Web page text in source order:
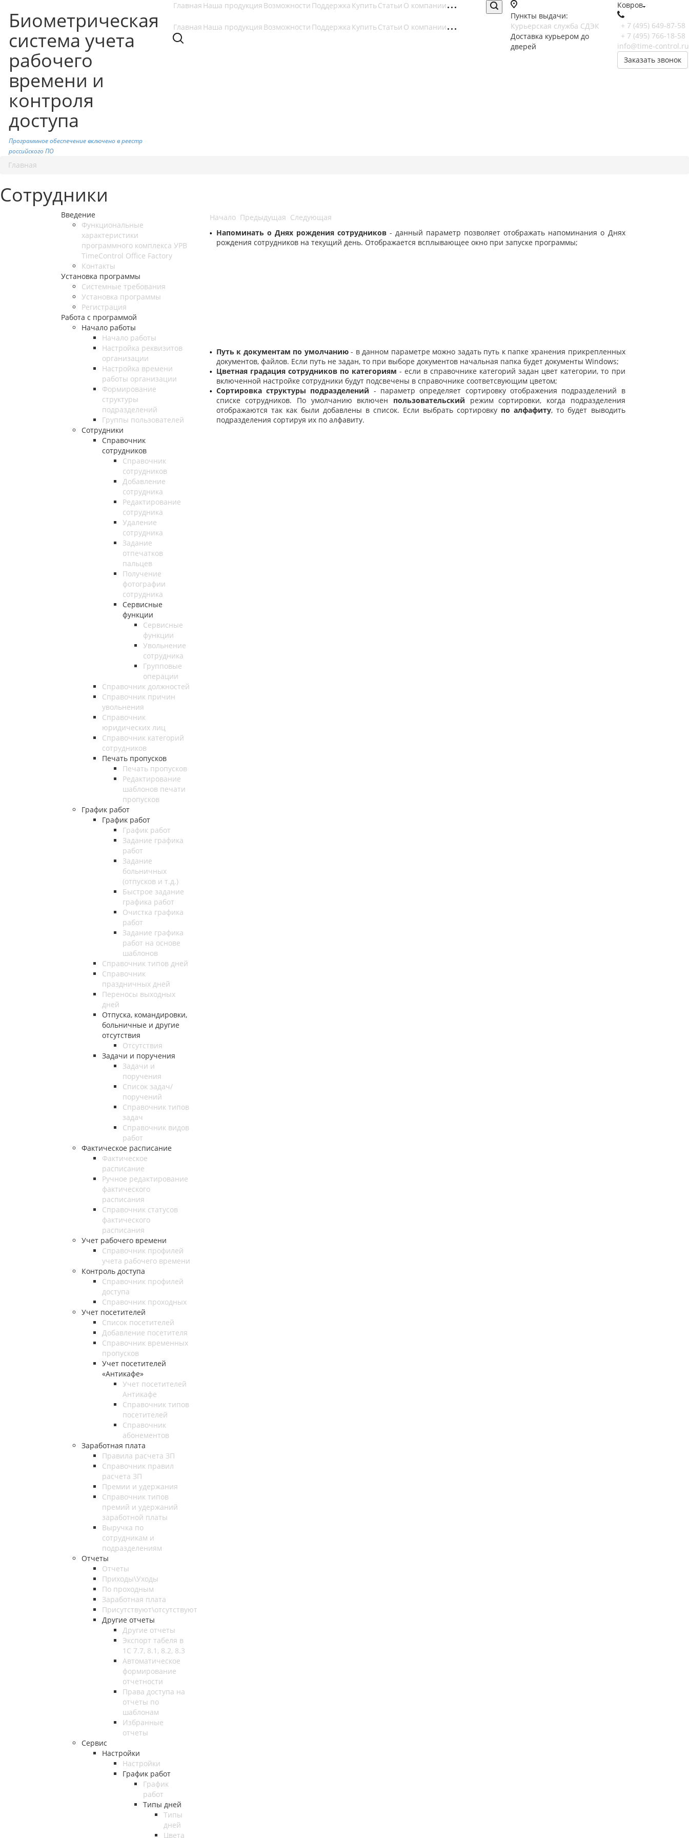
Биометрическая
система учета
рабочего
времени и
контроля
доступа
Программное обеспечение включено в реестр
российского ПО
Ковров
+ 7 (495) 649-87-58
+ 7 (495) 766-18-58
info@time-control.ru
Заказать звонок
Пункты выдачи:
Курьерская служба СДЭК
Доставка курьером до
дверей
Главная Наша продукция Возможности Поддержка КупитьСтатьи О компании
Главная Наша продукция Возможности Поддержка КупитьСтатьи О компании
Главная
Сотрудники
Введение
Функциональные
характеристики
программного комплекса УРВ
TimeControl Office Factory
Контакты
Установка программы
Системные требования
Установка программы
Регистрация
Работа с программой
Начало работы
Начало работы
Настройка реквизитов
организации
Настройка времени
работы организации
Формирование
структуры
подразделений
Группы пользователей
Сотрудники
Справочник
сотрудников
Справочник
сотрудников
Добавление
сотрудника
Редактирование
сотрудника
Удаление
сотрудника
Задание
отпечатков
пальцев
Получение
фотографии
сотрудника
Сервисные
функции
Сервисные
функции
Увольнение
сотрудника
Групповые
операции
Справочник должностей
Справочник причин
увольнения
Справочник
юридических лиц
Справочник категорий
сотрудников
Печать пропусков
Печать пропусков
Редактирование
шаблонов печати
пропусков
График работ
График работ
График работ
Задание графика
работ
Задание
больничных
(отпусков и т.д.)
Быстрое задание
графика работ
Очистка графика
работ
Задание графика
работ на основе
шаблонов
Справочник типов дней
Справочник
праздничных дней
Переносы выходных
дней
Отпуска, командировки,
больничные и другие
отсутствия
Отсутствия
Задачи и поручения
Задачи и
поручения
Список задач/
поручений
Справочник типов
задач
Справочник видов
работ
Фактическое расписание
Фактическое
расписание
Ручное редактирование
фактического
расписания
Справочник статусов
фактического
расписания
Учет рабочего времени
Справочник профилей
учета рабочего времени
Контроль доступа
Справочник профилей
доступа
Справочник проходных
Учет посетителей
Список посетителей
Добавление посетителя
Справочник временных
пропусков
Учет посетителей
«Антикафе»
Учет посетителей
Антикафе
Справочник типов
посетителей
Справочник
абонементов
Заработная плата
Правила расчета ЗП
Справочник правил
расчета ЗП
Премии и удержания
Справочник типов
премий и удержаний
заработной платы
Выручка по
сотрудникам и
подразделениям
Отчеты
Отчеты
Приходы\Уходы
По проходным
Заработная плата
Присутствуют\отсутствуют
Другие отчеты
Другие отчеты
Экспорт табеля в
1С 7.7, 8.1, 8.2, 8.3
Автоматическое
формирование
отчетности
Права доступа на
отчеты по
шаблонам
Избранные
отчеты
Сервис
Настройки
Настройки
График работ
График
работ
Типы дней
Типы
дней
Цвета
Начало Предыдущая Следующая
• Напоминать о Днях рождения сотрудников- данный параметр позволяет отображать напоминания о Днях
рождения сотрудников на текущий день. Отображается всплывающее окно при запуске программы;
• Путь к документам по умолчанию- в данном параметре можно задать путь к папке хранения прикрепленных
документов, файлов. Если путь не задан, то при выборе документов начальная папка будет документы Windows;
• Цветная градация сотрудников по категориям - если в справочнике категорий задан цвет категории, то при
включенной настройке сотрудники будут подсвечены в справочнике соответсвующим цветом;
• Сортировка структуры подразделений - параметр определяет сортировку отображения подразделений в
списке сотрудников. По умолчанию включен пользовательский режим сортировки, когда подразделения
отображаются так как были добавлены в список. Если выбрать сортировку по алфафиту, то будет выводить
подразделения сортируя их по алфавиту.